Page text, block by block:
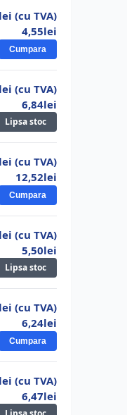
(cu TVA)
4,55lei
Cumpara
(cu TVA)
6,84lei
Lipsa stoc
(cu TVA)
12,52lei
Cumpara
(cu TVA)
5,50lei
Lipsa stoc
(cu TVA)
6,24lei
Cumpara
(cu TVA)
6,47lei